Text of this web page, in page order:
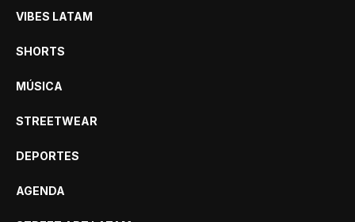
VIBES LATAM
SHORTS
MÚSICA
STREETWEAR
DEPORTES
AGENDA